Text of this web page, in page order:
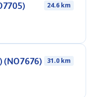
24.6 km
(NO7676) 31.0 km